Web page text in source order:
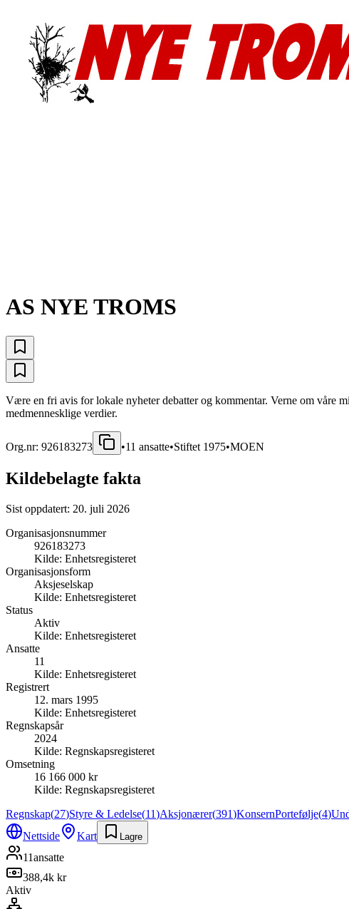
AS NYE TROMS
Være en fri avis for lokale nyheter debatter og kommentar. Verne om våre
medmennesklige verdier.
Org.nr: 926183273 •11 ansatte•Stiftet 1975•MOEN
Kildebelagte fakta
Sist oppdatert: 20. juli 2026
Organisasjonsnummer
926183273
Kilde: Enhetsregisteret
Organisasjonsform
Aksjeselskap
Kilde: Enhetsregisteret
Status
Aktiv
Kilde: Enhetsregisteret
Ansatte
11
Kilde: Enhetsregisteret
Registrert
12. mars 1995
Kilde: Enhetsregisteret
Regnskapsår
2024
Kilde: Regnskapsregisteret
Omsetning
16 166 000 kr
Kilde: Regnskapsregisteret
Regnskap(27)Styre & Ledelse(11)Aksjonærer(391)KonsernPortefølje(4)
Nettside
Kart Lagre
11ansatte
388,4k kr
Aktiv